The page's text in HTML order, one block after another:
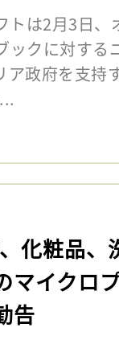
は2月3日、
ックに対する
ア政府を支持
化粧品、
マイクロ
告